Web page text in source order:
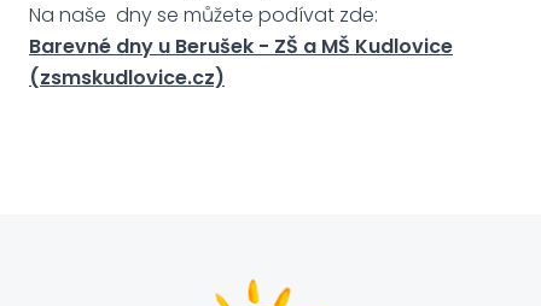
Na naše dny se můžete podívat zde:
Barevné dny u Berušek - ZŠ a MŠ Kudlovice
(zsmskudlovice.cz)